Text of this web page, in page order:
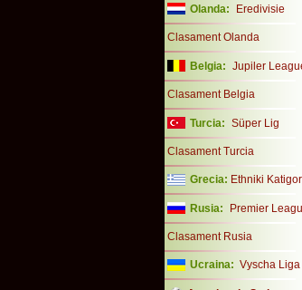
Olanda: Eredivisie
Clasament Olanda
Belgia: Jupiler
Clasament Belgia
Turcia: Süper Lig
Clasament Turcia
Grecia: Ethniki
Rusia: Premier
Clasament Rusia
Ucraina: Vyscha Liga